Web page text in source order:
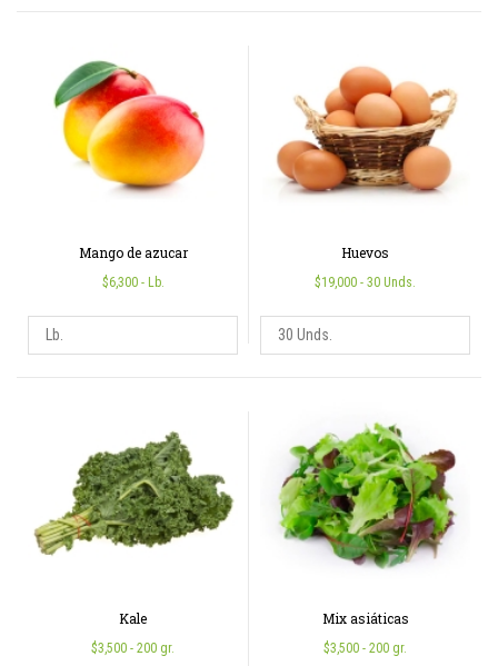
Mango de azucar
$6,300 - Lb.
Huevos
$19,000 - 30 Unds.
Kale
$3,500 - 200 gr.
Mix asiáticas
$3,500 - 200 gr.